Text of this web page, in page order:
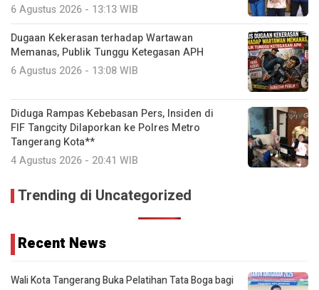
6 Agustus 2026 - 13:13 WIB
Dugaan Kekerasan terhadap Wartawan
Memanas, Publik Tunggu Ketegasan APH
6 Agustus 2026 - 13:08 WIB
Diduga Rampas Kebebasan Pers, Insiden di
FIF Tangcity Dilaporkan ke Polres Metro
Tangerang Kota**
4 Agustus 2026 - 20:41 WIB
Trending di Uncategorized
Recent News
Wali Kota Tangerang Buka Pelatihan Tata Boga bagi